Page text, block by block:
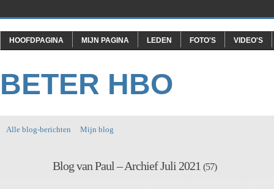
HOOFDPAGINA MIJN PAGINA LEDEN FOTO'S VIDEO'S
BETER HBO
Alle blog-berichten Mijn blog
Blog van Paul – Archief Juli 2021 (57)